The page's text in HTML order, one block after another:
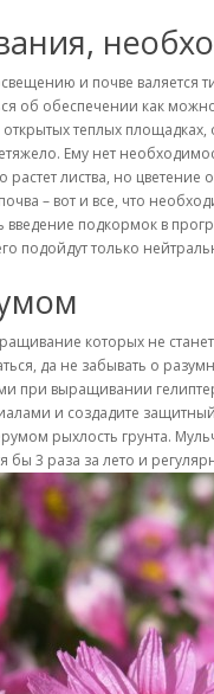
и почве валяется
об обеспечении как
теплых
Ему нет
листва, но цветение
– вот и все, что
введение подкормок в
подойдут только
которых не
да не забывать о
при выращивании
и создадите
рыхлость грунта.
бы 3 раза за лето и